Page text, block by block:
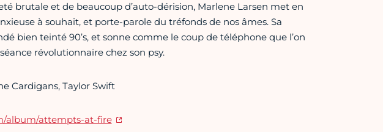
brutale et de beaucoup d’auto-dérision, Marlene Larsen met en
à souhait, et porte-parole du tréfonds de nos âmes. Sa
bien teinté 90’s, et sonne comme le coup de téléphone que l’on
révolutionnaire chez son psy.
Cardigans, Taylor Swift
album/attempts-at-fire